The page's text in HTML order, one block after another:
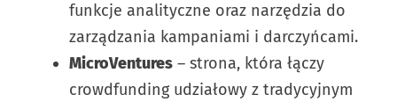
funkcje analityczne oraz narzędzia do
zarządzania kampaniami i darczyńcami.
MicroVentures – strona, która łączy
crowdfunding udziałowy z tradycyjnym